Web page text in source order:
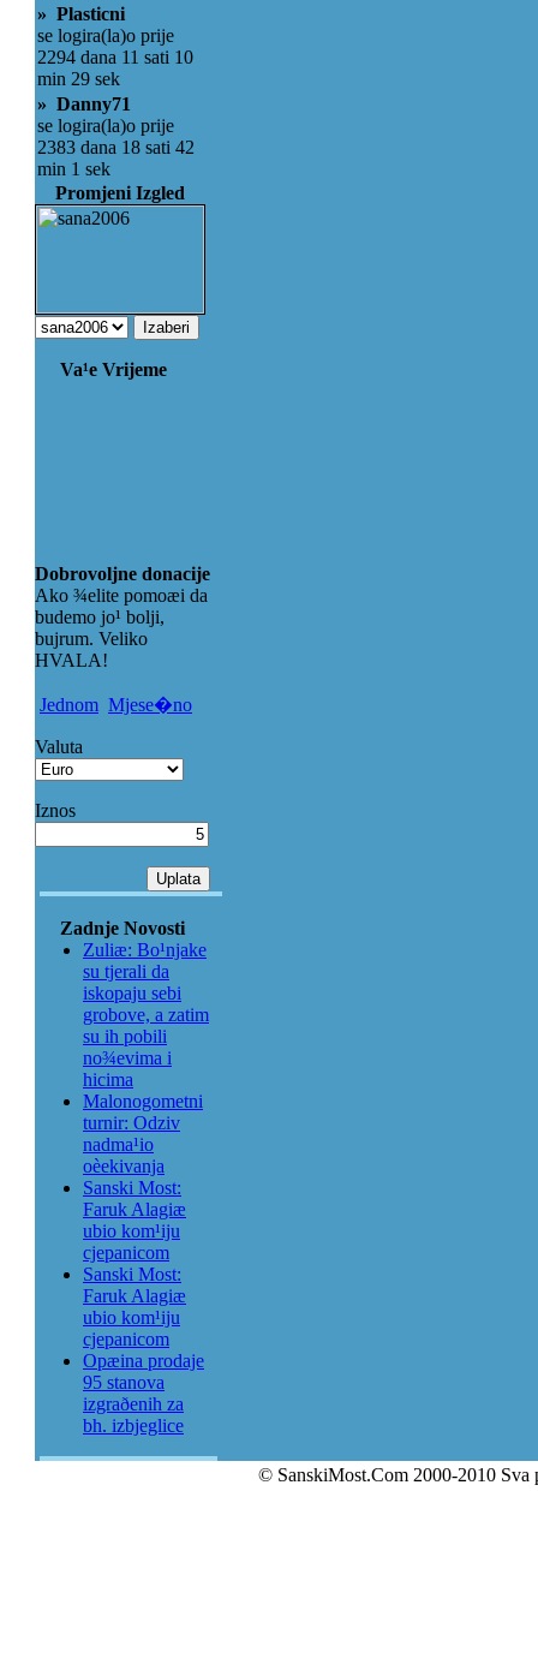
» Plasticni
se logira(la)o prije
2294 dana 11 sati 10
min 29 sek
» Danny71
se logira(la)o prije
2383 dana 18 sati 42
min 1 sek
Promjeni Izgled
Va¹e Vrijeme
Dobrovoljne donacije
Ako ¾elite pomoæi da
budemo jo¹ bolji,
bujrum. Veliko
HVALA!
Jednom Mjese�no
Valuta
Iznos
Zadnje Novosti
Zuliæ: Bo¹njake
su tjerali da
iskopaju sebi
grobove, a zatim
su ih pobili
no¾evima i
hicima
Malonogometni
turnir: Odziv
nadma¹io
oèekivanja
Sanski Most:
Faruk Alagiæ
ubio kom¹iju
cjepanicom
Sanski Most:
Faruk Alagiæ
ubio kom¹iju
cjepanicom
Opæina prodaje
95 stanova
izgraðenih za
bh. izbjeglice
© SanskiMost.Com 2000-2010